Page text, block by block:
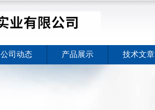
公司动态 产品展示 技术文章